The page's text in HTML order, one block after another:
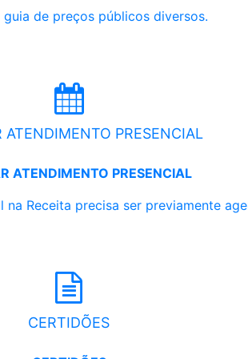
guia de preços públicos diversos.
ATENDIMENTO PRESENCIAL
ATENDIMENTO PRESENCIAL
na Receita precisa ser previamente
CERTIDÕES